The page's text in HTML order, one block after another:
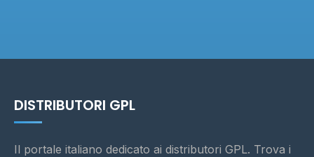
DISTRIBUTORI GPL
Il portale italiano dedicato ai distributori GPL. Trova i